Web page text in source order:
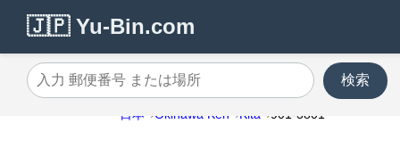
🇯🇵 Yu-Bin.com
入力 郵便番号 または場所
検索
日本 Okinawa Ken Kita 901-3801